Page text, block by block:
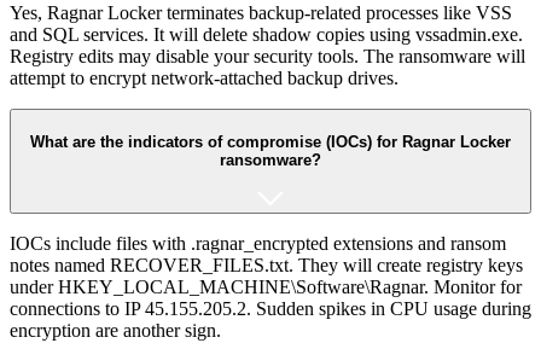
Yes, Ragnar Locker terminates backup-related processes like VSS
and SQL services. It will delete shadow copies using vssadmin.exe.
Registry edits may disable your security tools. The ransomware will
attempt to encrypt network-attached backup drives.
What are the indicators of compromise (IOCs) for Ragnar Locker
ransomware?
IOCs include files with .ragnar_encrypted extensions and ransom
notes named RECOVER_FILES.txt. They will create registry keys
under HKEY_LOCAL_MACHINE\Software\Ragnar. Monitor for
connections to IP 45.155.205.2. Sudden spikes in CPU usage during
encryption are another sign.